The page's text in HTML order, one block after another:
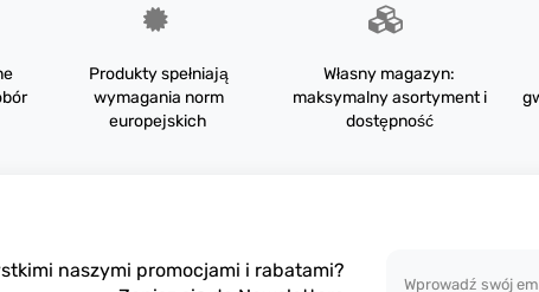
Produkty spełniają
wymagania norm
europejskich
Własny magazyn:
maksymalny asortyment i
dostępność
naszymi promocjami i rabatami?